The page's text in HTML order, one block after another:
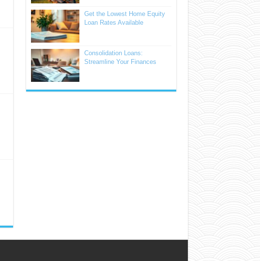
Get the Lowest Home Equity
Loan Rates Available
Consolidation Loans:
Streamline Your Finances